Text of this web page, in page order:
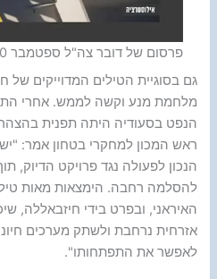
פרסום של דובר צה"ל ספטמבר 2020
גם בסוגיית הטילים המדוייקים
מלחמת מנע וקשה לממש. אחרי
הנפט בסעודיה היתה תפנית
ראש המכון למחקרי בטחון אמר: "יש
הנכון לפעולה נגד פרויקט הדיוק,
להסלמה רחבה. הימצאות מאות
האיראני, ובפרט בידי חיזבאללה,
אזרחית נרחבת ולשתק מערכים
לאפשר את התפתחותו".